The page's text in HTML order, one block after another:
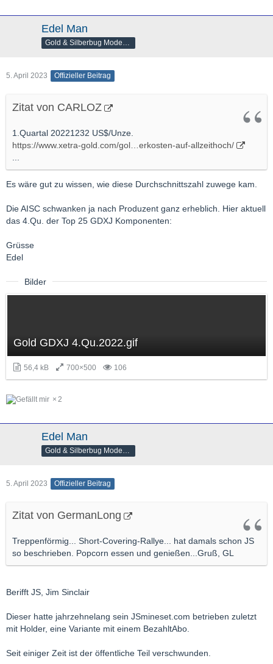
Edel Man
5. April 2023 Offizieller Beitrag
Zitat von CARLOZ
1.Quartal 20221232 US$/Unze.
https://www.xetra-gold.com/gol…erkosten-auf-allzeithoch/
Es wäre gut zu wissen, wie diese Durchschnittszahl zuwege kam.
Die AISC schwanken ja nach Produzent ganz erheblich. Hier aktuell
das 4.Qu. der Top 25 GDXJ Komponenten:
Grüsse
Edel
Bilder
Gold GDXJ 4.Qu.2022.gif
56,4 kB 700×500 106
2
Edel Man
Gold & Silberbug Moderator
5. April 2023 Offizieller Beitrag
Zitat von GermanLong
Treppenförmig... Short-Covering-Rallye... hat damals schon JS
so beschrieben. Popcorn essen und genießen...Gruß, GL
Berifft JS, Jim Sinclair
Dieser hatte jahrzehnelang sein JSmineset.com betrieben zuletzt
mit Holder, eine Variante mit einem BezahltAbo.
Seit einiger Zeit ist der öffentliche Teil verschwunden.